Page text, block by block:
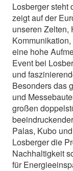
Losberger steht
zeigt auf der
unseren Zelten,
eine hohe
Event bei
und
Besonders das
und
großen
Palas, Kubo
Losberger die
Nachhaltigkeit
für